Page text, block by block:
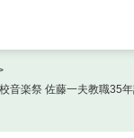
音楽祭 佐藤一夫教職35